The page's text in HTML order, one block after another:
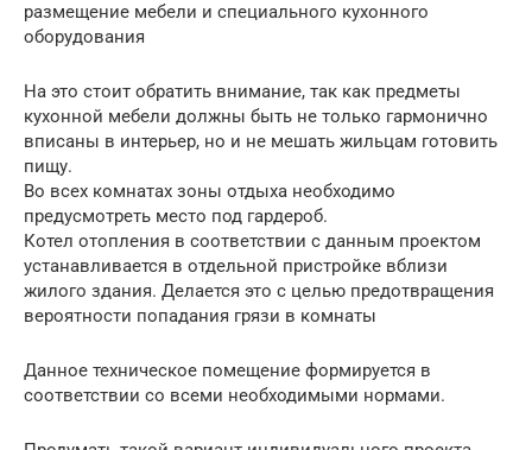
размещение мебели и специального кухонного
оборудования
На это стоит обратить внимание, так как предметы
кухонной мебели должны быть не только гармонично
вписаны в интерьер, но и не мешать жильцам готовить
пищу.
Во всех комнатах зоны отдыха необходимо
предусмотреть место под гардероб.
Котел отопления в соответствии с данным проектом
устанавливается в отдельной пристройке вблизи
жилого здания. Делается это с целью предотвращения
вероятности попадания грязи в комнаты
Данное техническое помещение формируется в
соответствии со всеми необходимыми нормами.